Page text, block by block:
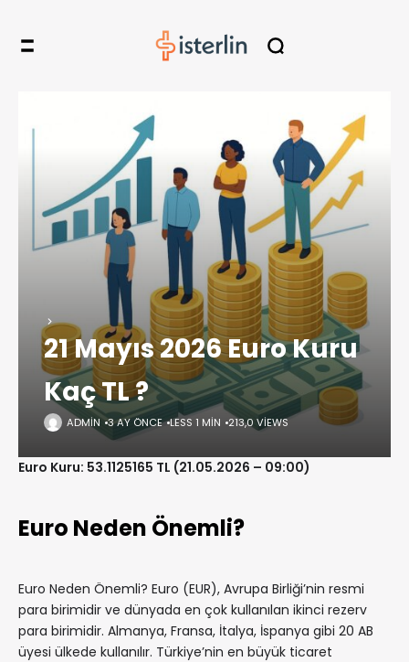
21 Mayıs 2026 Euro Kuru
Kaç TL ?
ADMIN 3 AY ÖNCE LESS 1 MIN 213,0 VIEWS
Euro Kuru: 53.1125165 TL (21.05.2026 – 09:00)
Euro Neden Önemli?
Euro Neden Önemli? Euro (EUR), Avrupa Birliği’nin resmi
para birimidir ve dünyada en çok kullanılan ikinci rezerv
para birimidir. Almanya, Fransa, İtalya, İspanya gibi 20 AB
üyesi ülkede kullanılır. Türkiye’nin en büyük ticaret